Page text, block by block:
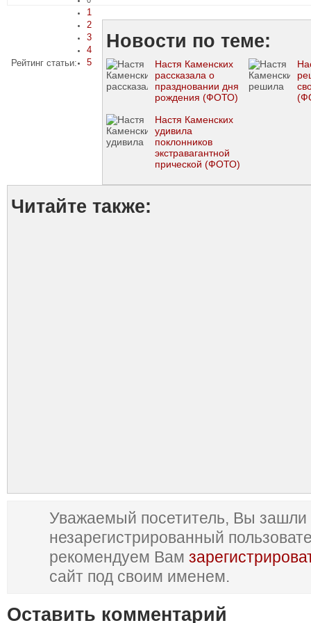
Рейтинг статьи:
1
2
3
4
5
Новости по теме:
Настя Каменских
рассказала о
праздновании дня
рождения (ФОТО)
Настя Каменских
удивила
поклонников
экстравагантной
прической (ФОТО)
Читайте также:
Уважаемый посетитель, Вы зашли
незарегистрированный
рекомендуем Вам
сайт под своим именем.
Оставить комментарий